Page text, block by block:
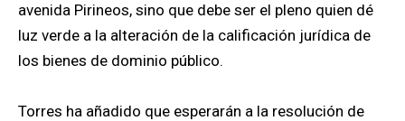
avenida Pirineos, sino que debe ser el pleno quien dé
luz verde a la alteración de la calificación jurídica de
los bienes de dominio público.
Torres ha añadido que esperarán a la resolución de